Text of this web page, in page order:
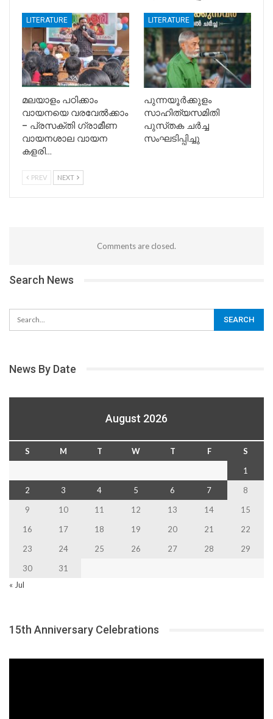
LITERATURE
മലയാളം പഠിക്കാം
വായനയെ വരവേൽക്കാം
– പ്രസക്തി ഗ്രാമീണ
വായനശാല വായന
കളരി…
LITERATURE
പുന്നയൂർക്കുളം
സാഹിത്യസമിതി
പുസ്‌തക ചർച്ച
സംഘടിപ്പിച്ചു
PREV NEXT
Comments are closed.
Search News
News By Date
August 2026
S M T W T F
S
1
2
3 4 5 6 7
8
9
10 11 12 13 14
15
16
17 18 19 20 21
22
23
24 25 26 27 28
29
30
31
« Jul
15th Anniversary Celebrations